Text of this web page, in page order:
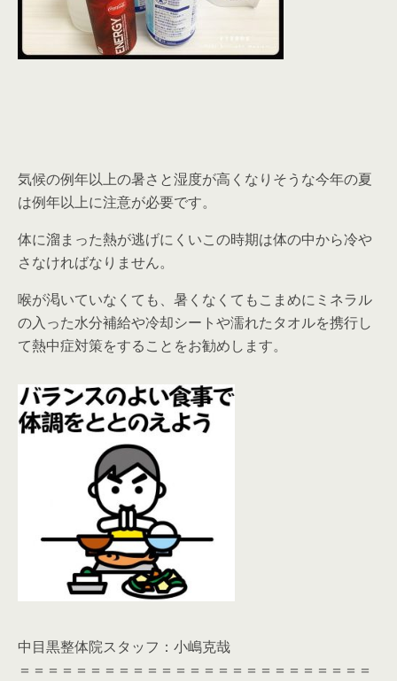
気候の例年以上の暑さと湿度が高くなりそうな今年の夏
は例年以上に注意が必要です。
体に溜まった熱が逃げにくいこの時期は体の中から冷や
さなければなりません。
喉が渇いていなくても、暑くなくてもこまめにミネラル
の入った水分補給や冷却シートや濡れたタオルを携行し
て熱中症対策をすることをお勧めします。
中目黒整体院スタッフ：小嶋克哉
＝＝＝＝＝＝＝＝＝＝＝＝＝＝＝＝＝＝＝＝＝＝＝＝＝